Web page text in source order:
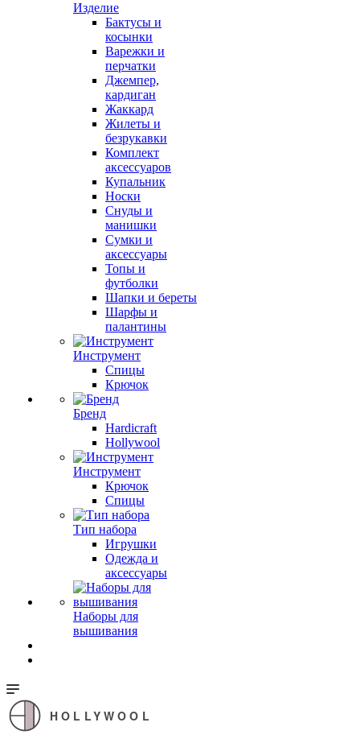
Изделие
Бактусы и
косынки
Варежки и
перчатки
Джемпер,
кардиган
Жаккард
Жилеты и
безрукавки
Комплект
аксессуаров
Купальник
Носки
Снуды и
манишки
Сумки и
аксессуары
Топы и
футболки
Шапки и береты
Шарфы и
палантины
Инструмент
Спицы
Крючок
Бренд
Hardicraft
Hollywool
Инструмент
Крючок
Спицы
Тип набора
Игрушки
Одежда и
аксессуары
Наборы для
вышивания
HOLLYWOOL